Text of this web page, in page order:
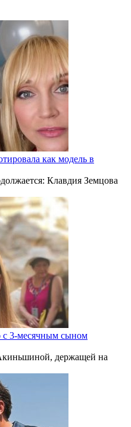
как модель в
Клавдия Земцова
с 3-месячным сыном
держащей на